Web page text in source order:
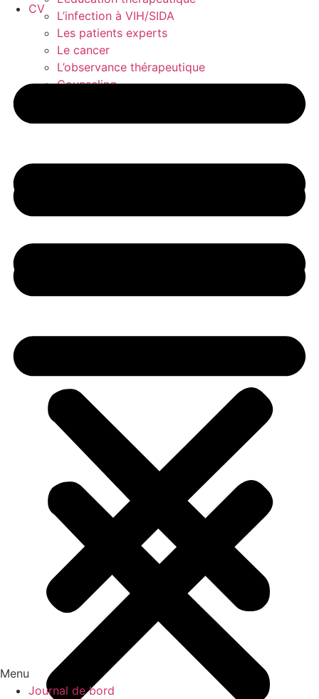
L’infection à VIH/SIDA
Les patients experts
Le cancer
L’observance thérapeutique
Counseling
CV
Menu
Journal de bord